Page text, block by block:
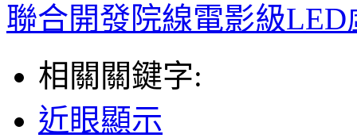
聯合開發院線電影級
相關關鍵字:
近眼顯示